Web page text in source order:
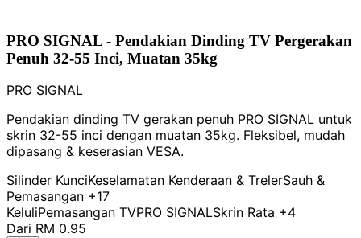
PRO SIGNAL - Pendakian Dinding TV Pergerakan
Penuh 32-55 Inci, Muatan 35kg
PRO SIGNAL
Pendakian dinding TV gerakan penuh PRO SIGNAL untuk
skrin 32-55 inci dengan muatan 35kg. Fleksibel, mudah
dipasang & keserasian VESA.
Silinder KunciKeselamatan Kenderaan & TrelerSauh &
Pemasangan +17
KeluliPemasangan TVPRO SIGNALSkrin Rata +4
Dari RM 0.95